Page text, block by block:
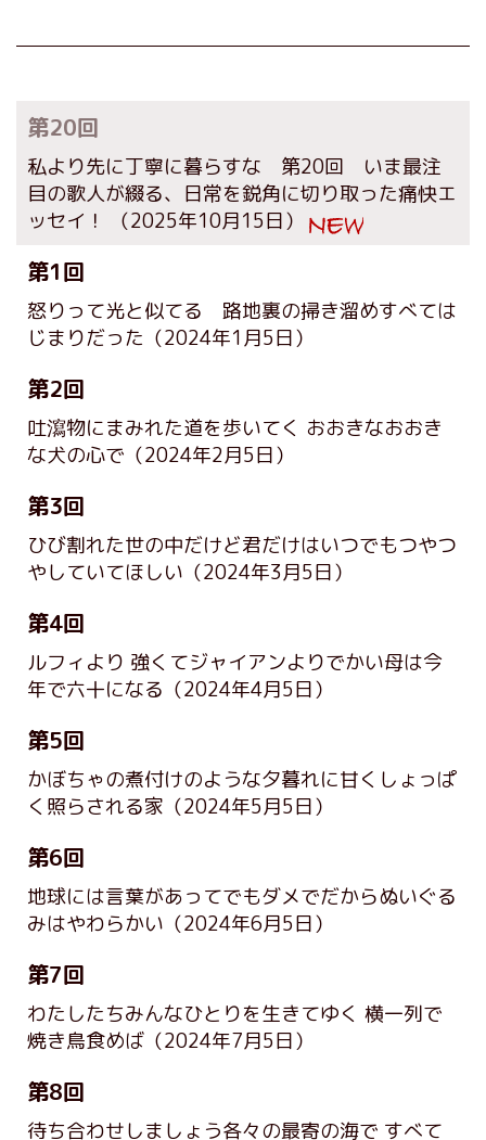
第20回
私より先に丁寧に暮らすな 第20回 いま最注
目の歌人が綴る、日常を鋭角に切り取った痛快エ
ッセイ！
（2025年10月15日）
第1回
怒りって光と似てる 路地裏の掃き溜めすべては
じまりだった （2024年1月5日）
第2回
吐瀉物にまみれた道を歩いてく おおきなおおき
な犬の心で （2024年2月5日）
第3回
ひび割れた世の中だけど君だけはいつでもつやつ
やしていてほしい （2024年3月5日）
第4回
ルフィより 強くてジャイアンよりでかい母は今
年で六十になる （2024年4月5日）
第5回
かぼちゃの煮付けのような夕暮れに甘くしょっぱ
く照らされる家 （2024年5月5日）
第6回
地球には言葉があってでもダメでだからぬいぐる
みはやわらかい （2024年6月5日）
第7回
わたしたちみんなひとりを生きてゆく 横一列で
焼き鳥食めば （2024年7月5日）
第8回
待ち合わせしましょう各々の最寄の海で すべて